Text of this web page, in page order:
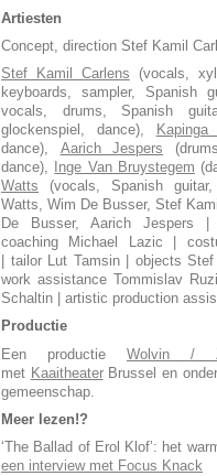
Artiesten
Concept, direction Stef Kamil
Stef Kamil Carlens (vocals,
keyboards, sampler,
vocals, drums, Spanish
glockenspiel, dance),
dance), Aarich Jespers
dance),
Inge Van Bruystegem
Watts (vocals, Spanish
Watts, Wim De Busser, Stef
De Busser, Aarich Jespers
coaching Michael Lazic |
| tailor Lut Tamsin | objects
work assistance Tommislav
Schaltin | artistic production
Productie
Een productie Wolvin /
met KaaitheaterBrussel en
gemeenschap.
Meer lezen!?
‘The Ballad of Erol Klof’: het
een interview met Focus Knack